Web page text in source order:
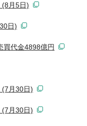
(8月5日)
日)
買代金4898億円
(7月30日)
(7月30日)